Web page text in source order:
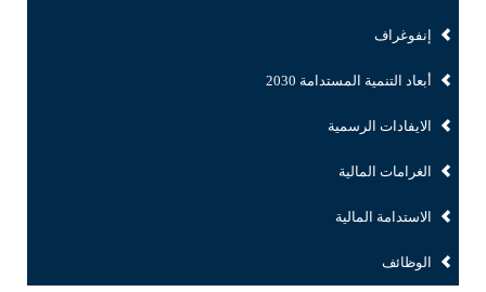
إنفوغراف
أبعاد التنمية المستدامة 2030
الايفادات الرسمية
الغرامات المالية
الاستدامة المالية
الوظائف